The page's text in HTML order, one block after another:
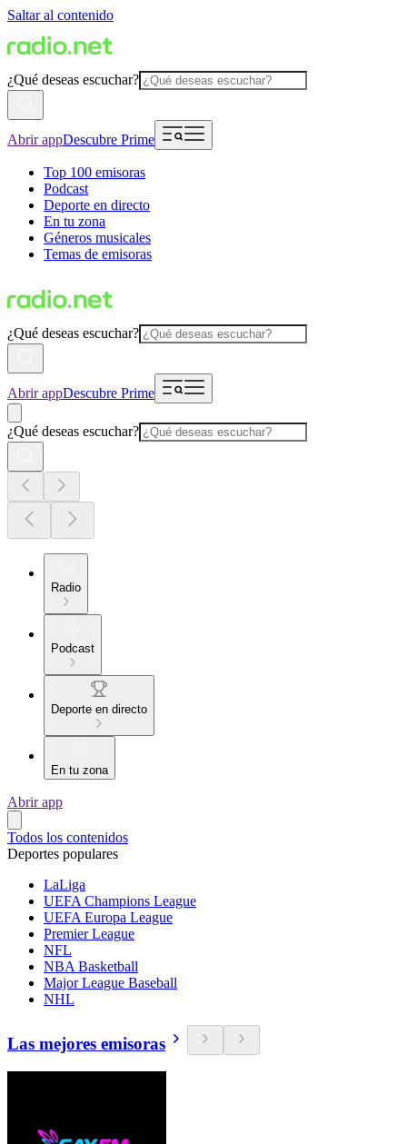
Saltar al contenido
¿Qué deseas escuchar?
Abrir appDescubre Prime
Top 100 emisoras
Podcast
Deporte en directo
En tu zona
Géneros musicales
Temas de emisoras
¿Qué deseas escuchar?
Abrir appDescubre Prime
¿Qué deseas escuchar?
Radio
Podcast
Deporte en directo
En tu zona
Abrir app
Todos los contenidos
Deportes populares
LaLiga
UEFA Champions League
UEFA Europa League
Premier League
NFL
NBA Basketball
Major League Baseball
NHL
Las mejores emisoras